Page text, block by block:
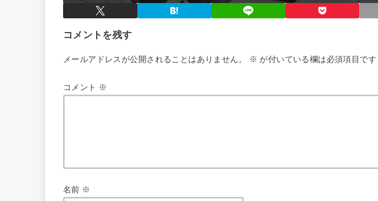
コメントを残す
メールアドレスが公開されることはありません。 ※ が付いている欄は必須項目です
コメント ※
名前 ※